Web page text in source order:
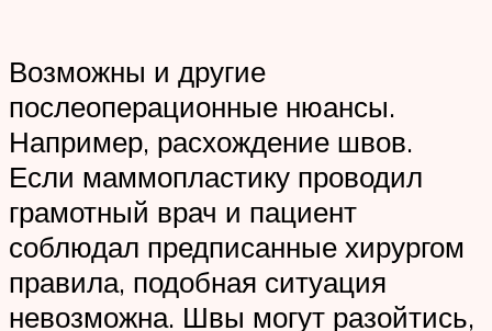
Возможны и другие
послеоперационные нюансы.
Например, расхождение швов.
Если маммопластику проводил
грамотный врач и пациент
соблюдал предписанные хирургом
правила, подобная ситуация
невозможна. Швы могут разойтись,